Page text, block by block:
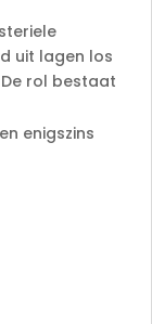
uit lagen los
rol bestaat
enigszins